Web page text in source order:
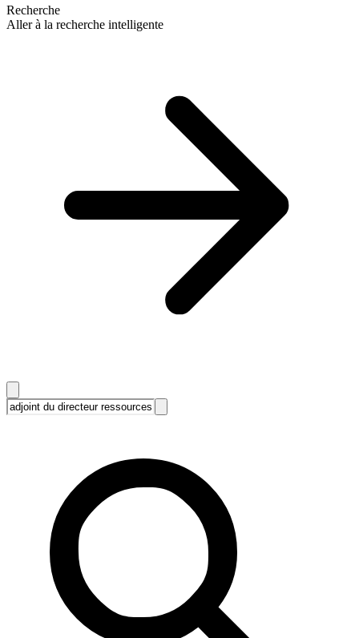
Recherche
Aller à la recherche intelligente